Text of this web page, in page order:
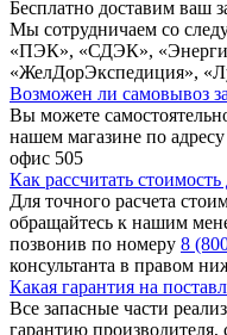
Бесплатно доставим ваш
Мы сотрудничаем со
«ПЭК», «СДЭК»,
«ЖелДорЭкспедиция»,
Возможен ли самовывоз
Вы можете
нашем магазине по
офис 505
Как рассчитать
Для точного расчета
обращайтесь к нашим
позвонив по номеру 8
консультанта в правом
Какая гарантия на
Все запасные части
гарантию производителя,